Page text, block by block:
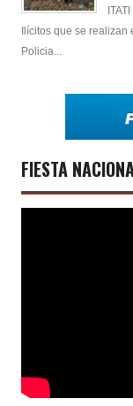
Ilícitos que se
Policia...
FIESTA